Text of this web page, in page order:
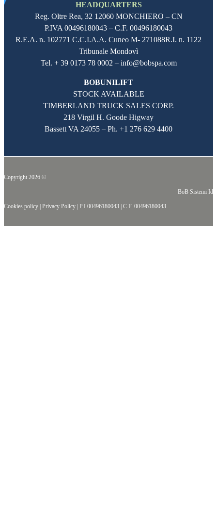
HEADQUARTERS
Reg. Oltre Rea, 32 12060 MONCHIERO – CN
P.IVA 00496180043 – C.F. 00496180043
R.E.A. n. 102771 C.C.I.A.A. Cuneo M- 271088R.I. n. 1122
Tribunale Mondovì
Tel. + 39 0173 78 0002 – info@bobspa.com
BOBUNILIFT
STOCK AVAILABLE
TIMBERLAND TRUCK SALES CORP.
218 Virgil H. Goode Higway
Bassett VA 24055 – Ph. +1 276 629 4400
Copyright 2026 ©
BoB Sistemi
Cookies policy | Privacy Policy | P.I 00496180043 | C.F. 00496180043